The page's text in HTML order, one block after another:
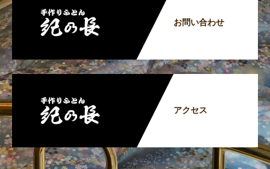
お問い合わせ
アクセス